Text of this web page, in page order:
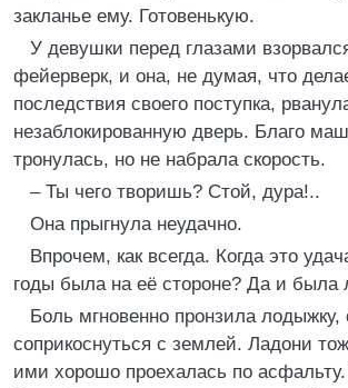
закланье ему. Готовенькую.
У девушки перед глазами
фейерверк, и она, не думая, что
последствия своего поступка,
незаблокированную дверь. Благо
тронулась, но не набрала скорость.
– Ты чего творишь? Стой, дура!..
Она прыгнула неудачно.
Впрочем, как всегда. Когда это
годы была на её стороне? Да и была
Боль мгновенно пронзила лодыжку,
соприкоснуться с землей. Ладони
ими хорошо проехалась по